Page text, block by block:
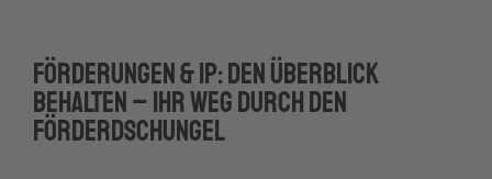
Förderungen & IP: Den Überblick
behalten – Ihr Weg durch den
Förderdschungel